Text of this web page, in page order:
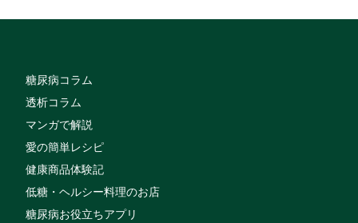
糖尿病コラム
透析コラム
マンガで解説
愛の簡単レシピ
健康商品体験記
低糖・ヘルシー料理のお店
糖尿病お役立ちアプリ